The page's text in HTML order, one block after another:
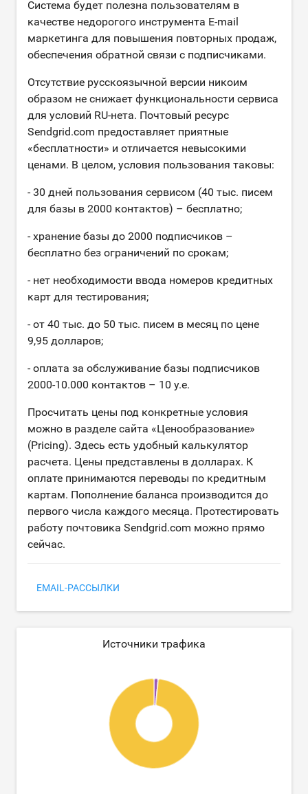
Система будет полезна пользователям в
качестве недорогого инструмента E-mail
маркетинга для повышения повторных продаж,
обеспечения обратной связи с подписчиками.
Отсутствие русскоязычной версии никоим
образом не снижает функциональности сервиса
для условий RU-нета. Почтовый ресурс
Sendgrid.com предоставляет приятные
«бесплатности» и отличается невысокими
ценами. В целом, условия пользования таковы:
- 30 дней пользования сервисом (40 тыс. писем
для базы в 2000 контактов) – бесплатно;
- хранение базы до 2000 подписчиков –
бесплатно без ограничений по срокам;
- нет необходимости ввода номеров кредитных
карт для тестирования;
- от 40 тыс. до 50 тыс. писем в месяц по цене
9,95 долларов;
- оплата за обслуживание базы подписчиков
2000-10.000 контактов – 10 у.е.
Просчитать цены под конкретные условия
можно в разделе сайта «Ценообразование»
(Pricing). Здесь есть удобный калькулятор
расчета. Цены представлены в долларах. К
оплате принимаются переводы по кредитным
картам. Пополнение баланса производится до
первого числа каждого месяца. Протестировать
работу почтовика Sendgrid.com можно прямо
сейчас.
EMAIL-РАССЫЛКИ
Источники трафика